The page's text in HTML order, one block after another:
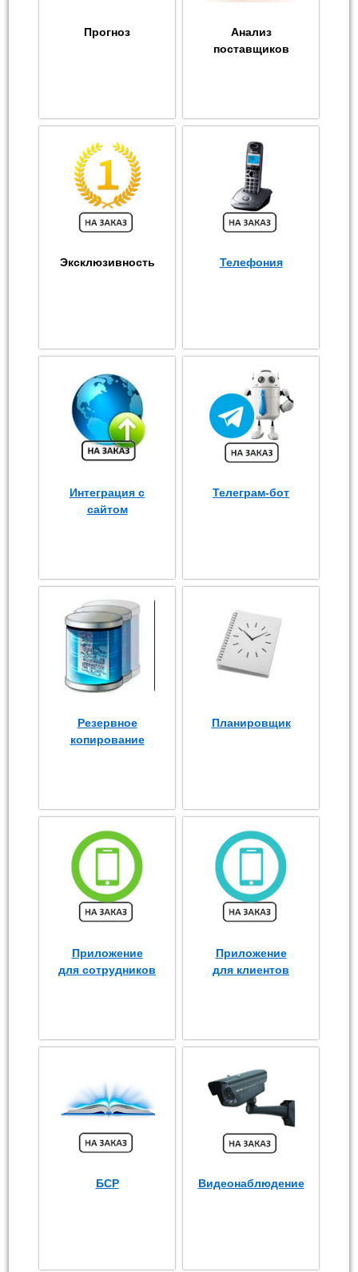
Прогноз
Анализ
поставщиков
Эксклюзивность Телефония
Интеграция с
сайтом
Телеграм-бот
Резервное
копирование
Планировщик
Приложение
для сотрудников
Приложение
для клиентов
БСР Видеонаблюдение